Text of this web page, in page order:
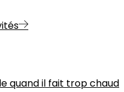
quand il fait trop chaud